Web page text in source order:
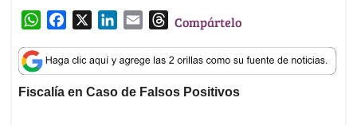
W
a
t
s
c
e
b
n
k
e
a
i
l
T
r
e
a
Compártelo
Fiscalía en Caso de Falsos Positivos